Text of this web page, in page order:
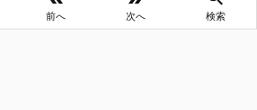
前へ 次へ 検索